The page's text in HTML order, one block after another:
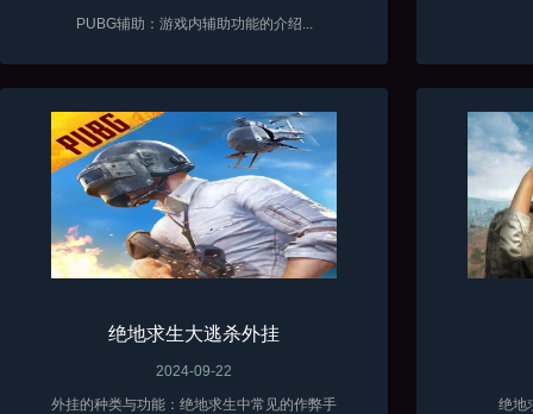
PUBG辅助：游戏内辅助功能的介绍...
绝地求生大逃杀外挂
2024-09-22
外挂的种类与功能：绝地求生中常见的作弊手
绝地